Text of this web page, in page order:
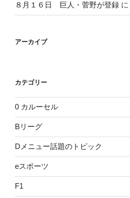
８月１６日 巨人・菅野が登録 に
アーカイブ
カテゴリー
0 カルーセル
Bリーグ
Dメニュー話題のトピック
eスポーツ
F1